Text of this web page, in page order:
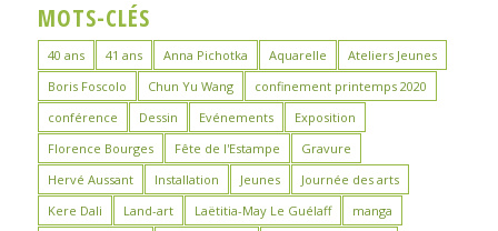
MOTS-CLÉS
40 ans 41 ans Anna Pichotka Aquarelle
Ateliers Jeunes
Boris Foscolo
Chun Yu Wang
confinement printemps 2020
conférence
Dessin Evénements
Exposition
Florence Bourges
Fête de l'Estampe
Gravure
Hervé Aussant
Installation Jeunes
Journée des arts
Kere Dali
Land-art Laëtitia-May Le Guélaff
manga